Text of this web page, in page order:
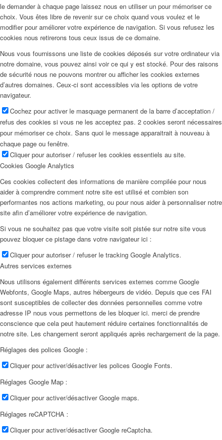
le demander à chaque page laissez nous en utiliser un pour mémoriser ce
choix. Vous êtes libre de revenir sur ce choix quand vous voulez et le
modifier pour améliorer votre expérience de navigation. Si vous refusez les
cookies nous retirerons tous ceux issus de ce domaine.
Nous vous fournissons une liste de cookies déposés sur votre ordinateur via
notre domaine, vous pouvez ainsi voir ce qui y est stocké. Pour des raisons
de sécurité nous ne pouvons montrer ou afficher les cookies externes
d’autres domaines. Ceux-ci sont accessibles via les options de votre
navigateur.
Cochez pour activer le masquage permanent de la barre d’acceptation /
refus des cookies si vous ne les acceptez pas. 2 cookies seront nécessaires
pour mémoriser ce choix. Sans quoi le message apparaitrait à nouveau à
chaque page ou fenêtre.
Cliquer pour autoriser / refuser les cookies essentiels au site.
Cookies Google Analytics
Ces cookies collectent des informations de manière compilée pour nous
aider à comprendre comment notre site est utilisé et combien son
performantes nos actions marketing, ou pour nous aider à personnaliser notre
site afin d’améliorer votre expérience de navigation.
Si vous ne souhaitez pas que votre visite soit pistée sur notre site vous
pouvez bloquer ce pistage dans votre navigateur ici :
Cliquer pour autoriser / refuser le tracking Google Analytics.
Autres services externes
Nous utilisons également différents services externes comme Google
Webfonts, Google Maps, autres hébergeurs de vidéo. Depuis que ces FAI
sont susceptibles de collecter des données personnelles comme votre
adresse IP nous vous permettons de les bloquer ici. merci de prendre
conscience que cela peut hautement réduire certaines fonctionnalités de
notre site. Les changement seront appliqués après rechargement de la page.
Réglages des polices Google :
Cliquer pour activer/désactiver les polices Google Fonts.
Réglages Google Map :
Cliquer pour activer/désactiver Google maps.
Réglages reCAPTCHA :
Cliquer pour activer/désactiver Google reCaptcha.